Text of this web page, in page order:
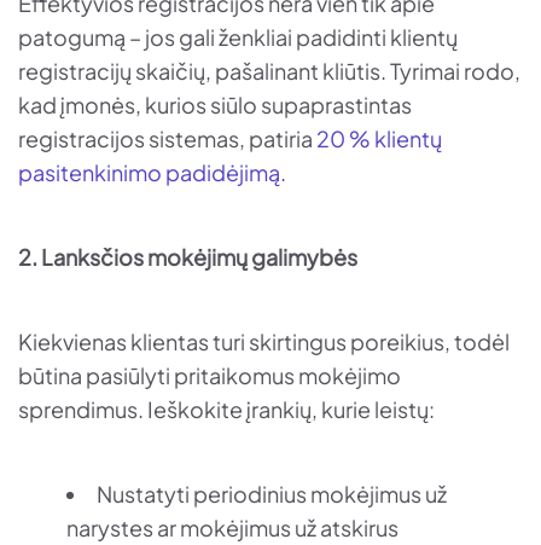
patogumą – jos gali ženkliai padidinti klientų
registracijų skaičių, pašalinant kliūtis. Tyrimai rodo,
kad įmonės, kurios siūlo supaprastintas
registracijos sistemas, patiria 20 % klientų
pasitenkinimo padidėjimą.
2. Lanksčios mokėjimų galimybės
Kiekvienas klientas turi skirtingus poreikius, todėl
būtina pasiūlyti pritaikomus mokėjimo
sprendimus. Ieškokite įrankių, kurie leistų:
Nustatyti periodinius mokėjimus už
narystes ar mokėjimus už atskirus